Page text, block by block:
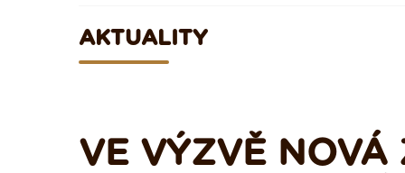
AKTUALITY
VE VÝZVĚ NOVÁ